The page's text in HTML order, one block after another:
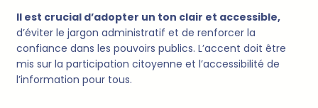
Il est crucial d’adopter un ton clair et accessible,
d’éviter le jargon administratif et de renforcer la
confiance dans les pouvoirs publics. L’accent doit être
mis sur la participation citoyenne et l’accessibilité de
l’information pour tous.